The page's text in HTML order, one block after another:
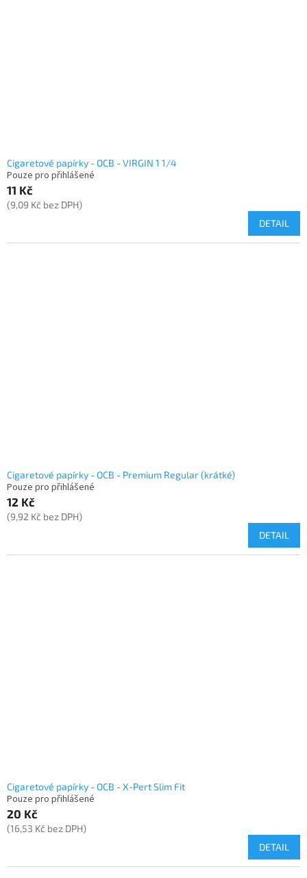
Cigaretové papírky - OCB - VIRGIN 1 1/4
Pouze pro přihlášené
11 Kč
(9,09 Kč bez DPH)
DETAIL
Cigaretové papírky - OCB - Premium Regular (krátké)
Pouze pro přihlášené
12 Kč
(9,92 Kč bez DPH)
DETAIL
Cigaretové papírky - OCB - X-Pert Slim Fit
Pouze pro přihlášené
20 Kč
(16,53 Kč bez DPH)
DETAIL